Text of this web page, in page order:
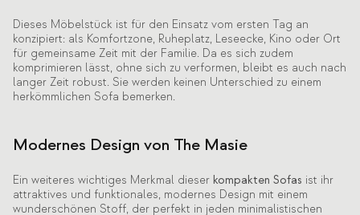
Dieses Möbelstück ist für den Einsatz vom ersten Tag an
konzipiert: als Komfortzone, Ruheplatz, Leseecke, Kino oder Ort
für gemeinsame Zeit mit der Familie. Da es sich zudem
komprimieren lässt, ohne sich zu verformen, bleibt es auch nach
langer Zeit robust. Sie werden keinen Unterschied zu einem
herkömmlichen Sofa bemerken.
Modernes Design von The Masie
Ein weiteres wichtiges Merkmal dieser kompakten Sofas ist ihr
attraktives und funktionales, modernes Design mit einem
wunderschönen Stoff, der perfekt in jeden minimalistischen